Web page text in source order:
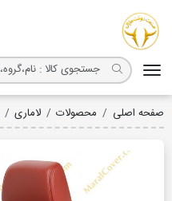
صفحه اصلی محصولات لاماری